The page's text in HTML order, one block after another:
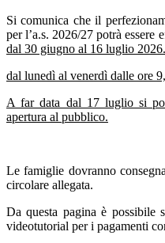
Si comunica che il
per l’a.s. 2026/27 potrà essere
dal 30 giugno al 16 luglio 2026.
dal lunedì al venerdì dalle ore
A far data dal 17 luglio si
apertura al pubblico.
Le famiglie dovranno
circolare allegata.
Da questa pagina è possibile
videotutorial per i pagamenti